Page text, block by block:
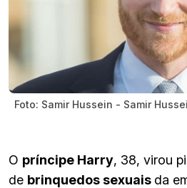
Foto: Samir Hussein - Samir
O príncipe Harry, 38, virou
de brinquedos sexuais da